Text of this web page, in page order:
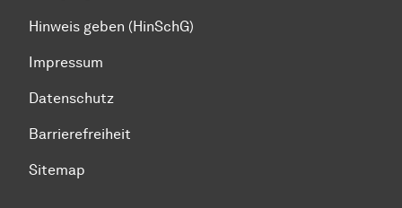
Hinweis geben (HinSchG)
Impressum
Datenschutz
Barrierefreiheit
Sitemap